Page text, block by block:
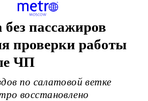
без пассажиров
проверки работы
ЧП
по салатовой ветке
восстановлено